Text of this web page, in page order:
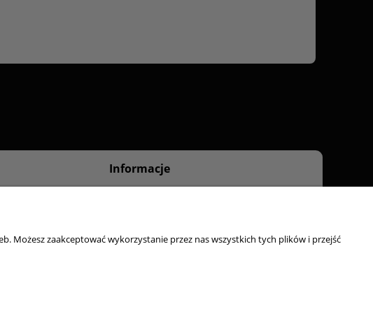
Informacje
Możesz zaakceptować wykorzystanie przez nas wszystkich tych plików i przejść